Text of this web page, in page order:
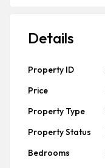
Details
Property ID
Price
Property Type
Property Status
Bedrooms